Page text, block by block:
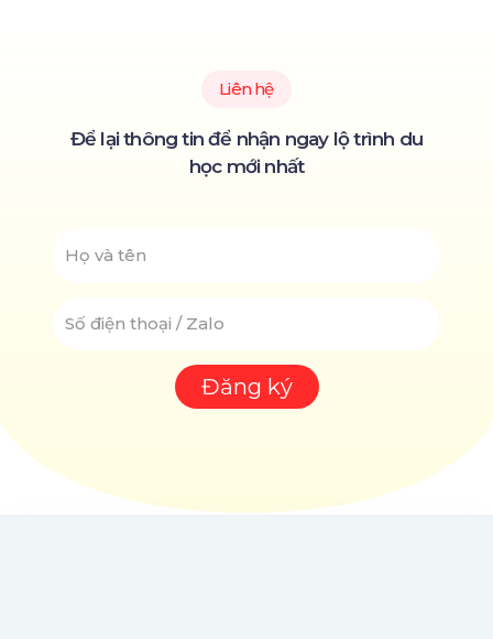
Liên hệ
Để lại thông tin để nhận ngay lộ trình du
học mới nhất
Đăng ký